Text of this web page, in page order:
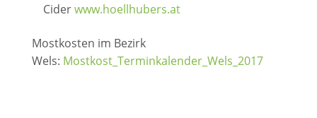
Ciderwww.hoellhubers.at
Mostkosten im Bezirk
Wels: Mostkost_Terminkalender_Wels_2017